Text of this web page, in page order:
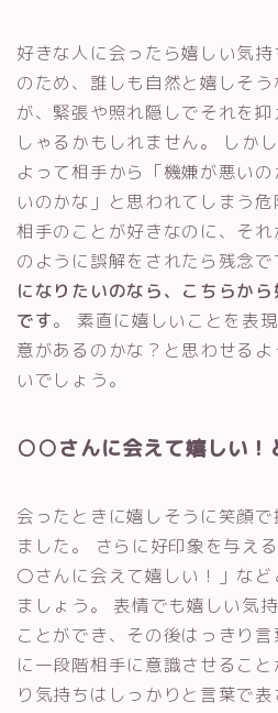
好きな人に会ったら嬉しい気
のため、誰しも自然と嬉しそ
が、緊張や照れ隠しでそれを
しゃるかもしれません。 しか
よって相手から「機嫌が悪い
いのかな」と思われてしまう
相手のことが好きなのに、そ
のように誤解をされたら残念で
になりたいのなら、こちらか
です。 素直に嬉しいことを表
意があるのかな？と思わせる
いでしょう。
○○さんに会えて嬉しい！
会ったときに嬉しそうに笑顔
ました。 さらに好印象を与え
〇さんに会えて嬉しい！」な
ましょう。 表情でも嬉しい気
ことができ、その後はっきり
に一段階相手に意識させるこ
り気持ちはしっかりと言葉で